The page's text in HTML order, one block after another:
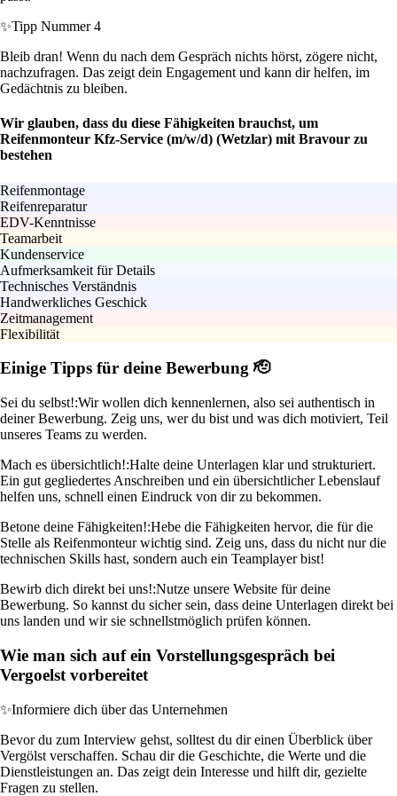
✨Tipp Nummer 4
Bleib dran! Wenn du nach dem Gespräch nichts hörst, zögere nicht,
nachzufragen. Das zeigt dein Engagement und kann dir helfen, im
Gedächtnis zu bleiben.
Wir glauben, dass du diese Fähigkeiten brauchst, um
Reifenmonteur Kfz-Service (m/w/d) (Wetzlar) mit Bravour zu
bestehen
Reifenmontage
Reifenreparatur
EDV-Kenntnisse
Teamarbeit
Kundenservice
Aufmerksamkeit für Details
Technisches Verständnis
Handwerkliches Geschick
Zeitmanagement
Flexibilität
Einige Tipps für deine Bewerbung 🫡
Sei du selbst!:Wir wollen dich kennenlernen, also sei authentisch in
deiner Bewerbung. Zeig uns, wer du bist und was dich motiviert, Teil
unseres Teams zu werden.
Mach es übersichtlich!:Halte deine Unterlagen klar und strukturiert.
Ein gut gegliedertes Anschreiben und ein übersichtlicher Lebenslauf
helfen uns, schnell einen Eindruck von dir zu bekommen.
Betone deine Fähigkeiten!:Hebe die Fähigkeiten hervor, die für die
Stelle als Reifenmonteur wichtig sind. Zeig uns, dass du nicht nur die
technischen Skills hast, sondern auch ein Teamplayer bist!
Bewirb dich direkt bei uns!:Nutze unsere Website für deine
Bewerbung. So kannst du sicher sein, dass deine Unterlagen direkt bei
uns landen und wir sie schnellstmöglich prüfen können.
Wie man sich auf ein Vorstellungsgespräch bei
Vergoelst vorbereitet
✨Informiere dich über das Unternehmen
Bevor du zum Interview gehst, solltest du dir einen Überblick über
Vergölst verschaffen. Schau dir die Geschichte, die Werte und die
Dienstleistungen an. Das zeigt dein Interesse und hilft dir, gezielte
Fragen zu stellen.